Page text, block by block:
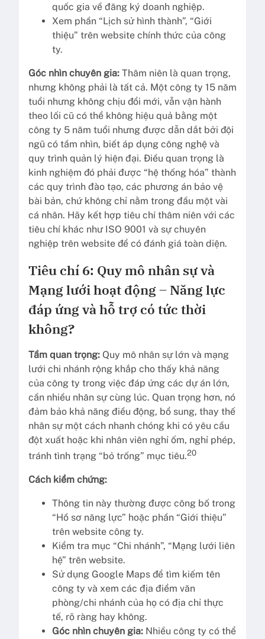
quốc gia về đăng ký doanh nghiệp.
Xem phần “Lịch sử hình thành”, “Giới
thiệu” trên website chính thức của công
ty.
Góc nhìn chuyên gia: Thâm niên là quan trọng,
nhưng không phải là tất cả. Một công ty 15 năm
tuổi nhưng không chịu đổi mới, vẫn vận hành
theo lối cũ có thể không hiệu quả bằng một
công ty 5 năm tuổi nhưng được dẫn dắt bởi đội
ngũ có tầm nhìn, biết áp dụng công nghệ và
quy trình quản lý hiện đại. Điều quan trọng là
kinh nghiệm đó phải được “hệ thống hóa” thành
các quy trình đào tạo, các phương án bảo vệ
bài bản, chứ không chỉ nằm trong đầu một vài
cá nhân. Hãy kết hợp tiêu chí thâm niên với các
tiêu chí khác như ISO 9001 và sự chuyên
nghiệp trên website để có đánh giá toàn diện.
Tiêu chí 6: Quy mô nhân sự và
Mạng lưới hoạt động – Năng lực
đáp ứng và hỗ trợ có tức thời
không?
Tầm quan trọng: Quy mô nhân sự lớn và mạng
lưới chi nhánh rộng khắp cho thấy khả năng
của công ty trong việc đáp ứng các dự án lớn,
cần nhiều nhân sự cùng lúc. Quan trọng hơn, nó
đảm bảo khả năng điều động, bổ sung, thay thế
nhân sự một cách nhanh chóng khi có yêu cầu
đột xuất hoặc khi nhân viên nghỉ ốm, nghỉ phép,
tránh tình trạng “bỏ trống” mục tiêu.20
Cách kiểm chứng:
Thông tin này thường được công bố trong
“Hồ sơ năng lực” hoặc phần “Giới thiệu”
trên website công ty.
Kiểm tra mục “Chi nhánh”, “Mạng lưới liên
hệ” trên website.
Sử dụng Google Maps để tìm kiếm tên
công ty và xem các địa điểm văn
phòng/chi nhánh của họ có địa chỉ thực
tế, rõ ràng hay không.
Góc nhìn chuyên gia: Nhiều công ty có thể